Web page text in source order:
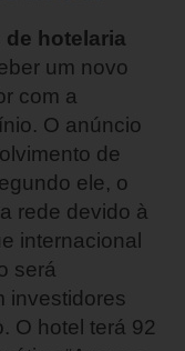
hotelaria
um novo
com a
O anúncio
de
ele, o
rede devido à
internacional
será
investidores
O hotel terá 92